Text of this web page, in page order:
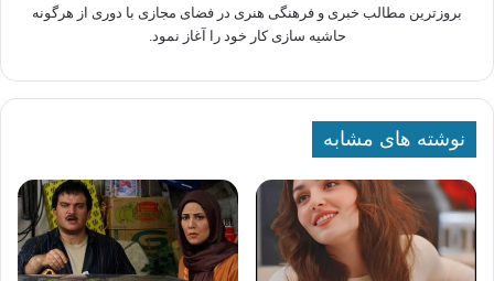
بروزترین مطالب خبری و فرهنگی هنری در فضای مجازی با دوری از هرگونه
حاشیه سازی کار خود را آغاز نمود.
نوشته های مشابه